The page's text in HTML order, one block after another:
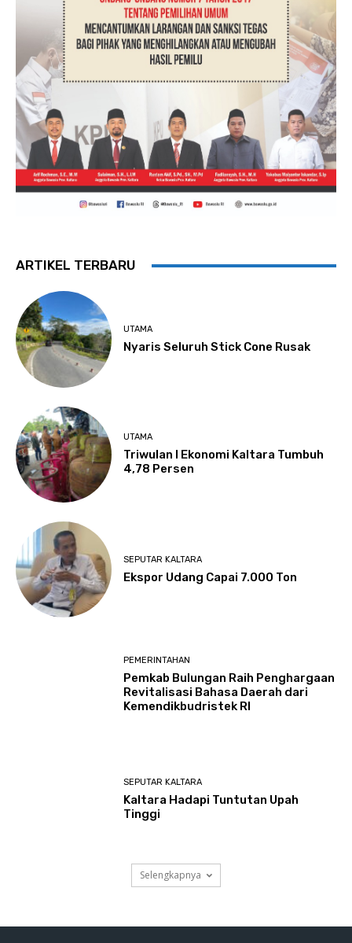
ARTIKEL TERBARU
UTAMA
Nyaris Seluruh Stick Cone Rusak
UTAMA
Triwulan I Ekonomi Kaltara Tumbuh
4,78 Persen
SEPUTAR KALTARA
Ekspor Udang Capai 7.000 Ton
PEMERINTAHAN
Pemkab Bulungan Raih Penghargaan
Revitalisasi Bahasa Daerah dari
Kemendikbudristek RI
SEPUTAR KALTARA
Kaltara Hadapi Tuntutan Upah
Tinggi
Selengkapnya